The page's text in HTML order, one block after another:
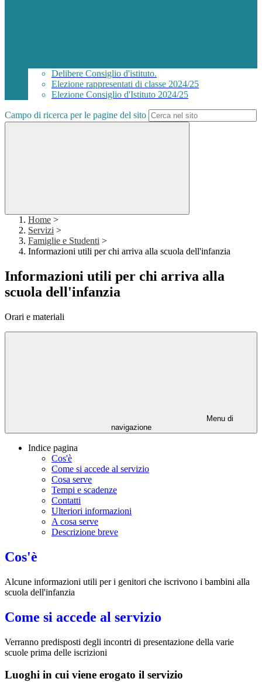
Delibere Consiglio d'istituto.
Elezione rappresentati di classe 2024/25
Elezione Consiglio d'Istituto 2024/25
Campo di ricerca per le pagine del sito
Home >
Servizi >
Famiglie e Studenti >
Informazioni utili per chi arriva alla scuola dell'infanzia
Informazioni utili per chi arriva alla
scuola dell'infanzia
Orari e materiali
Menu di
navigazione
Indice pagina
Cos'è
Come si accede al servizio
Cosa serve
Tempi e scadenze
Contatti
Ulteriori informazioni
A cosa serve
Descrizione breve
Cos'è
Alcune informazioni utili per i genitori che iscrivono i bambini alla
scuola dell'infanzia
Come si accede al servizio
Verranno predisposti degli incontri di presentazione della varie
scuole prima delle iscrizioni
Luoghi in cui viene erogato il servizio